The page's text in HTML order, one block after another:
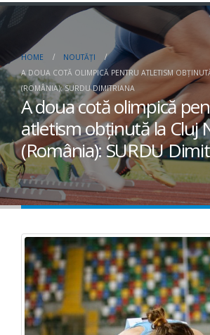
HOME
NOUTĂȚI
A DOUA COTĂ OLIMPICĂ PENTRU ATLETISM
(ROMÂNIA): SURDU DIMITRIANA
A doua cotă olimpică
atletism obţinută la Cluj
(România): SURDU